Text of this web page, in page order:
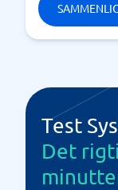
Test
Det